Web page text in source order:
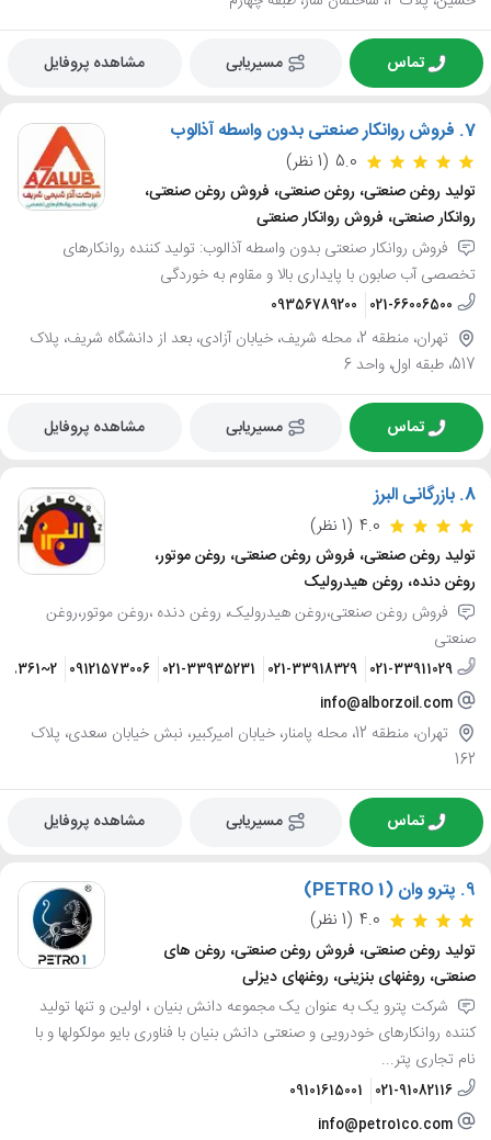
تماس مسیریابی مشاهده پروفایل
7. فروش روانکار صنعتی بدون واسطه آذالوب
5.0 (1 نظر)
تولید روغن صنعتی، روغن صنعتی، فروش روغن صنعتی،
روانکار صنعتی، فروش روانکار صنعتی
فروش روانکار صنعتی بدون واسطه آذالوب: تولید کننده روانکارهای
تخصصی آب صابون با پایداری بالا و مقاوم به خوردگی
021-66006500
09356789200
تهران، منطقه 2، محله شریف، خیابان آزادی، بعد از دانشگاه شریف، پلاک
517، طبقه اول، واحد 6
تماس مسیریابی مشاهده پروفایل
8. بازرگانی البرز
4.0 (1 نظر)
تولید روغن صنعتی، فروش روغن صنعتی، روغن موتور،
روغن دنده، روغن هیدرولیک
فروش روغن صنعتی،روغن هیدرولیک، روغن دنده ،روغن موتور،روغن
صنعتی
021-33911029
021-33918329
021-33935231
09121573006
info@alborzoil.com
تهران، منطقه 12، محله پامنار، خیابان امیرکبیر، نبش خیابان سعدی، پلاک
162
تماس مسیریابی مشاهده پروفایل
9. پترو وان (PETRO 1)
4.0 (1 نظر)
تولید روغن صنعتی، فروش روغن صنعتی، روغن های
صنعتی، روغنهای بنزینی، روغنهای دیزلی
شرکت پترو یک به عنوان یک مجموعه دانش بنیان ، اولین و تنها تولید
کننده روانکارهای خودرویی و صنعتی دانش بنیان با فناوری بایو مولکولها و با
نام تجاری پتر...
021-91082116
09101615001
info@petro1co.com